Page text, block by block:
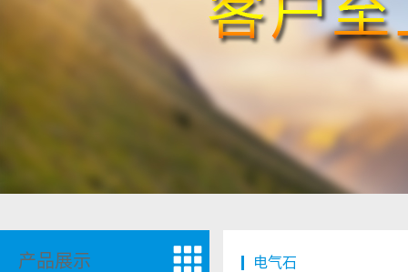
产品展示 电气石